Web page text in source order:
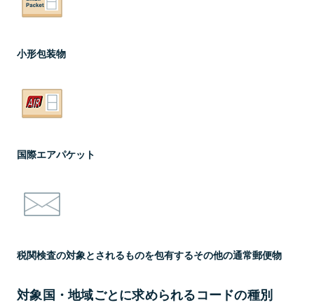
小形包装物
国際エアパケット
税関検査の対象とされるものを包有するその他の通常郵便物
対象国・地域ごとに求められるコードの種別